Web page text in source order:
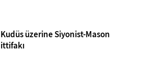
Kudüs üzerine Siyonist-Mason
ittifakı